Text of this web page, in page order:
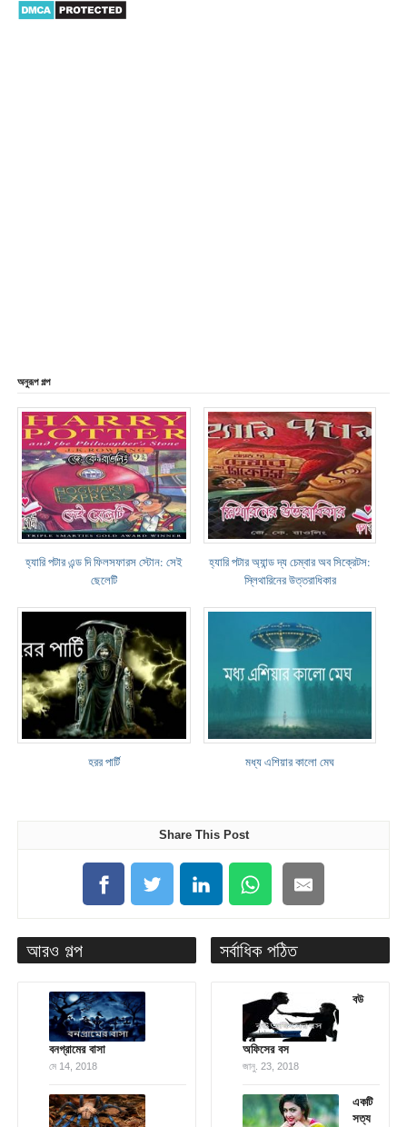
অনুরূপ গল্প
হ্যারি পটার এন্ড দি ফিলসফারস স্টোন: সেই
ছেলেটি
হ্যারি পটার অ্যান্ড দ্য চেম্বার অব সিক্রেটস:
স্লিথারিনের উত্তরাধিকার
হরর পার্টি মধ্য এশিয়ার কালো মেঘ
Share This Post
আরও গল্প
বনগ্রামের বাসা
মে 14, 2018
সর্বাধিক পঠিত
বউ
অফিসের বস
জানু. 23, 2018
একটি
সত্য